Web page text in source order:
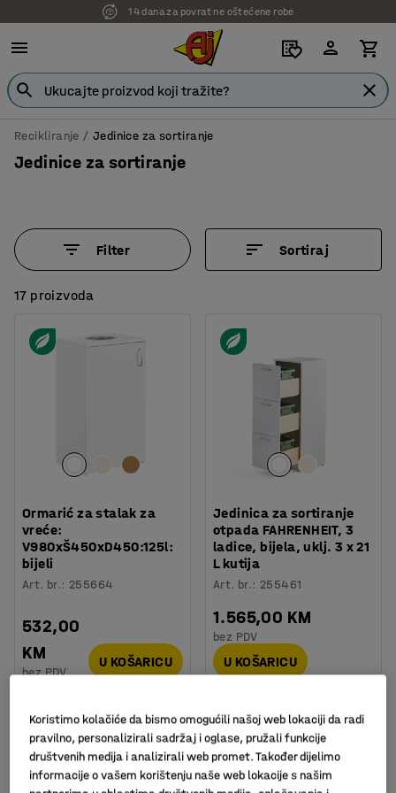
14 dana za povrat ne oštećene robe
7 godina garancije
Recikliranje Jedinice za sortiranje
Jedinice za sortiranje
Filter Sortiraj
17 proizvoda
Ormarić za stalak za
vreće:
V980xŠ450xD450:125l:
bijeli
Art. br.: 255664
532,00
KM
bez PDV
U KOŠARICU
Jedinica za sortiranje
otpada FAHRENHEIT, 3
ladice, bijela, uklj. 3 x 21
L kutija
Art. br.: 255461
1.565,00 KM
bez PDV
U KOŠARICU
Koristimo kolačiće da bismo omogućili našoj web lokaciji da radi
pravilno, personalizirali sadržaj i oglase, pružali funkcije
društvenih medija i analizirali web promet. Također dijelimo
informacije o vašem korištenju naše web lokacije s našim